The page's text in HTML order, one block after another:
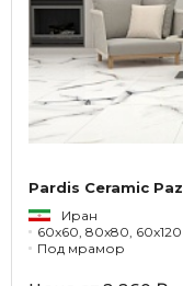
Pardis Ceramic
Иран
60x60, 80x80, 60x120
Под мрамор